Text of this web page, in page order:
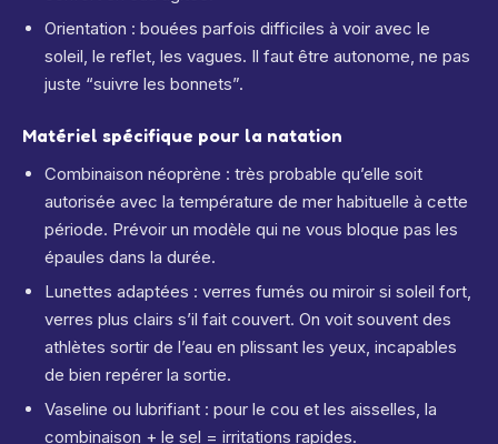
Orientation : bouées parfois difficiles à voir avec le
soleil, le reflet, les vagues. Il faut être autonome, ne pas
juste “suivre les bonnets”.
Matériel spécifique pour la natation
Combinaison néoprène : très probable qu’elle soit
autorisée avec la température de mer habituelle à cette
période. Prévoir un modèle qui ne vous bloque pas les
épaules dans la durée.
Lunettes adaptées : verres fumés ou miroir si soleil fort,
verres plus clairs s’il fait couvert. On voit souvent des
athlètes sortir de l’eau en plissant les yeux, incapables
de bien repérer la sortie.
Vaseline ou lubrifiant : pour le cou et les aisselles, la
combinaison + le sel = irritations rapides.